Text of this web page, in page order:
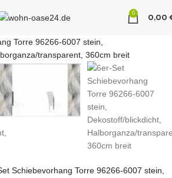
0
0,00
Schiebevorhang Torre 96266-6007 stein,